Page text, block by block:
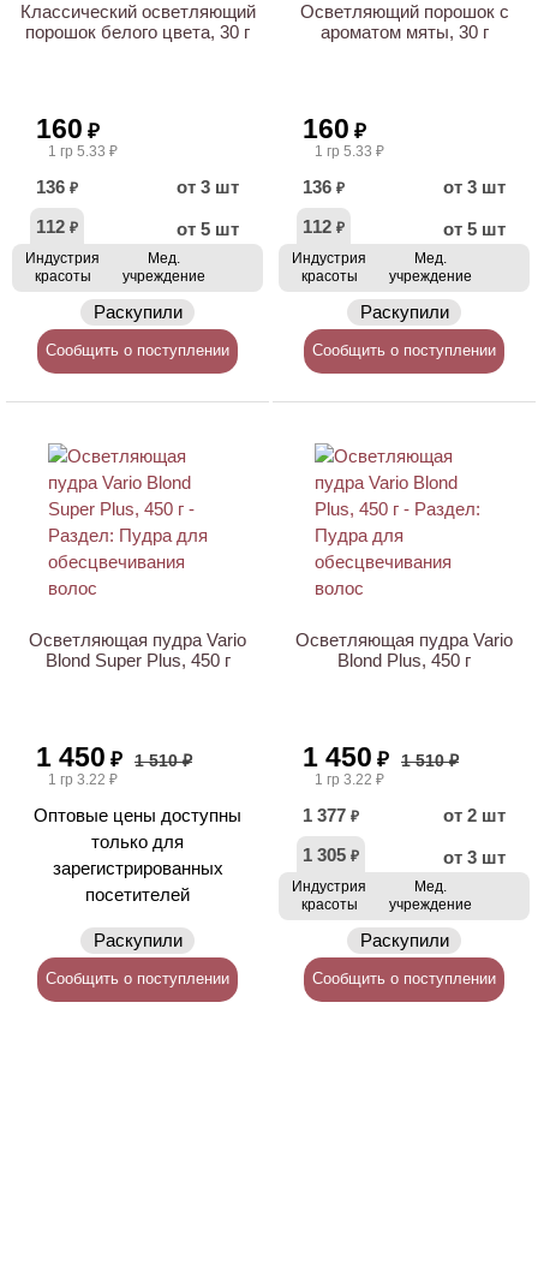
Классический осветляющий
порошок белого цвета, 30 г
160 ₽
1 гр 5.33 ₽
136 ₽
от 3 шт
112 ₽ от 5 шт
Индустрия
красоты
Мед.
учреждение
Раскупили
Сообщить о поступлении
Осветляющий порошок с
ароматом мяты, 30 г
160 ₽
1 гр 5.33 ₽
136 ₽
от 3 шт
112 ₽ от 5 шт
Индустрия
красоты
Мед.
учреждение
Раскупили
Сообщить о поступлении
Осветляющая пудра Vario
Blond Super Plus, 450 г
1 450 ₽ 1 510 ₽
1 гр 3.22 ₽
Оптовые цены доступны
только для
зарегистрированных
посетителей
Раскупили
Сообщить о поступлении
Осветляющая пудра Vario
Blond Plus, 450 г
1 450 ₽ 1 510 ₽
1 гр 3.22 ₽
1 377 ₽
от 2 шт
1 305 ₽ от 3 шт
Индустрия
красоты
Мед.
учреждение
Раскупили
Сообщить о поступлении